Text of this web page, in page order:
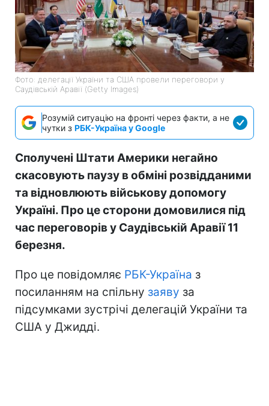
Фото: делегації України та США провели переговори у
Саудівській Аравії (Getty Images)
Розумій ситуацію на фронті через факти, а не
чутки з РБК-Україна у Google
Сполучені Штати Америки негайно
скасовують паузу в обміні розвідданими
та відновлюють військову допомогу
Україні. Про це сторони домовилися під
час переговорів у Саудівській Аравії 11
березня.
Про це повідомляє РБК-Україна з
посиланням на спільну заяву за
підсумками зустрічі делегацій України та
США у Джидді.